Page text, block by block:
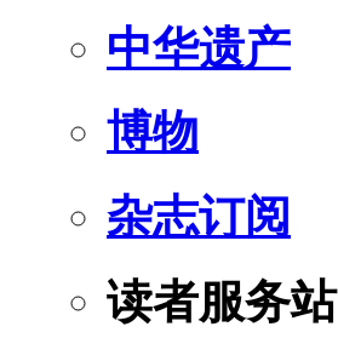
中华遗产
博物
杂志订阅
读者服务站